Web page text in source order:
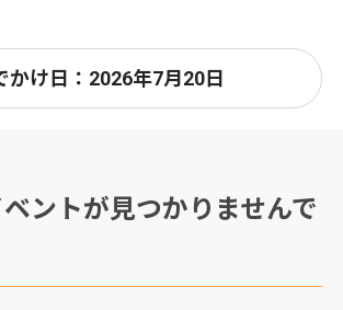
かけ日：2026年7月20日
ントが見つかりませんで